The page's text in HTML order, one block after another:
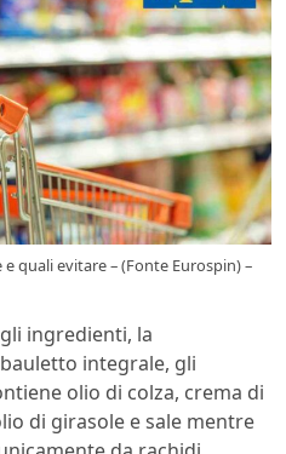
quali evitare – (Fonte Eurospin) –
ingredienti, la
integrale, gli
olio di colza, crema di
di girasole e sale mentre